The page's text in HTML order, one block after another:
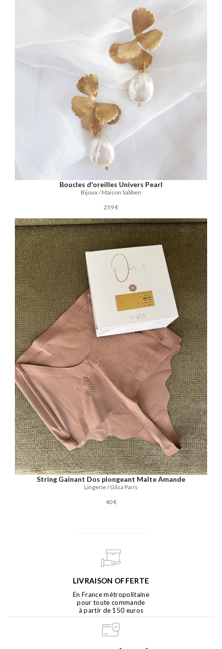
Boucles d'oreilles Univers Pearl
Bijoux / Maison Sabben
259 €
String Gainant Dos plongeant Malte Amande
Lingerie / Gilsa Paris
40 €
LIVRAISON OFFERTE
En France métropolitaine
pour toute commande
à partir de 150 euros